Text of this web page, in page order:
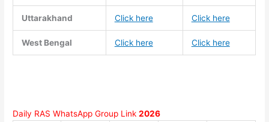
Uttarakhand Click here Click here
West Bengal Click here Click here
Daily RAS WhatsApp Group Link2026